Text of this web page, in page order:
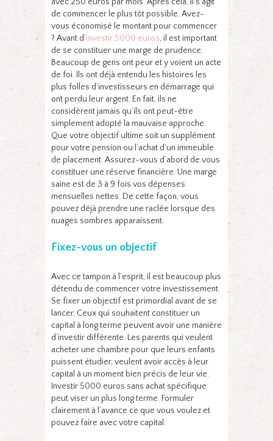
de commencer le plus tôt possible. Avez-
vous économisé le montant pour commencer
? Avant d’investir 5000 euros, il est important
de se constituer une marge de prudence.
Beaucoup de gens ont peur et y voient un acte
de foi. Ils ont déjà entendu les histoires les
plus folles d’investisseurs en démarrage qui
ont perdu leur argent. En fait, ils ne
considèrent jamais qu’ils ont peut-être
simplement adopté la mauvaise approche.
Que votre objectif ultime soit un supplément
pour votre pension ou l’achat d’un immeuble
de placement. Assurez-vous d’abord de vous
constituer une réserve financière. Une marge
saine est de 3 à 9 fois vos dépenses
mensuelles nettes. De cette façon, vous
pouvez déjà prendre une raclée lorsque des
nuages ​​​​sombres apparaissent.
Fixez-vous un objectif
Avec ce tampon à l’esprit, il est beaucoup plus
détendu de commencer votre investissement.
Se fixer un objectif est primordial avant de se
lancer. Ceux qui souhaitent constituer un
capital à long terme peuvent avoir une manière
d’investir différente. Les parents qui veulent
acheter une chambre pour que leurs enfants
puissent étudier, veulent avoir accès à leur
capital à un moment bien précis de leur vie.
Investir 5000 euros sans achat spécifique
peut viser un plus long terme. Formuler
clairement à l’avance ce que vous voulez et
pouvez faire avec votre capital.